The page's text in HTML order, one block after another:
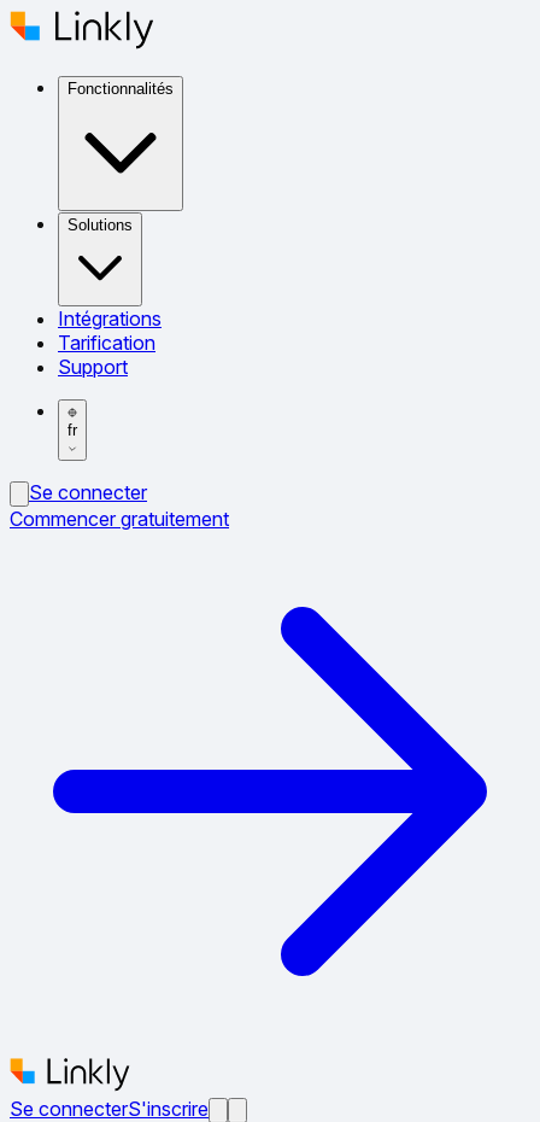
Fonctionnalités
Solutions
Intégrations
Tarification
Support
fr
Se connecter
Commencer gratuitement
Se connecterS'inscrire